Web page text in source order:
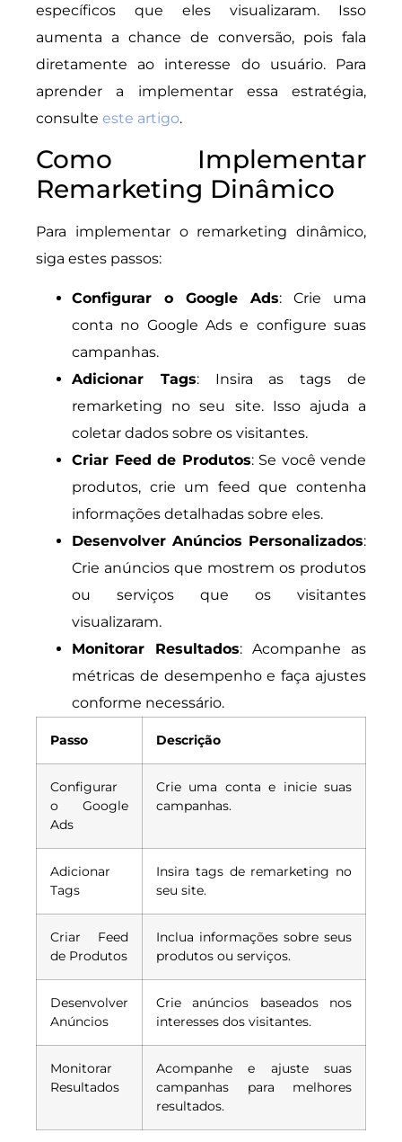
específicos que eles visualizaram. Isso
aumenta a chance de conversão, pois fala
diretamente ao interesse do usuário. Para
aprender a implementar essa estratégia,
consulte este artigo.
Como Implementar
Remarketing Dinâmico
Para implementar o remarketing dinâmico,
siga estes passos:
Configurar o Google Ads: Crie uma
conta no Google Ads e configure suas
campanhas.
Adicionar Tags: Insira as tags de
remarketing no seu site. Isso ajuda a
coletar dados sobre os visitantes.
Criar Feed de Produtos: Se você vende
produtos, crie um feed que contenha
informações detalhadas sobre eles.
Desenvolver Anúncios Personalizados:
Crie anúncios que mostrem os produtos
ou serviços que os visitantes
visualizaram.
Monitorar Resultados: Acompanhe as
métricas de desempenho e faça ajustes
conforme necessário.
Passo Descrição
Configurar
o Google
Ads
Crie uma conta e inicie suas
campanhas.
Adicionar
Tags
Insira tags de remarketing no
seu site.
Criar Feed
de Produtos
Inclua informações sobre seus
produtos ou serviços.
Desenvolver
Anúncios
Crie anúncios baseados nos
interesses dos visitantes.
Monitorar
Resultados
Acompanhe e ajuste suas
campanhas para melhores
resultados.